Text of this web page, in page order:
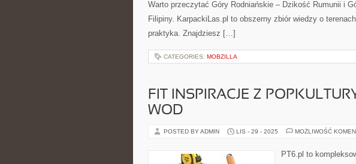
Warto przeczytać Góry Rodniańskie – Dzikość Rumunii i
Filipiny. KarpackiLas.pl to obszerny zbiór wiedzy o
praktyka. Znajdziesz […]
CATEGORIES: MOBZILLA
FIT INSPIRACJE Z
WOD
POSTED BY ADMIN LIS - 29 - 2025 MOŻLIWOŚĆ
PT6.pl to